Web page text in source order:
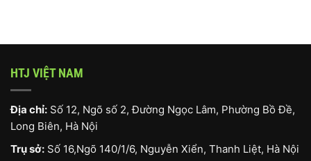
HTJ VIỆT NAM
Địa chỉ: Số 12, Ngõ số 2, Đường Ngọc Lâm, Phường Bồ Đề,
Long Biên, Hà Nội
Trụ sở: Số 16,Ngõ 140/1/6, Nguyễn Xiển, Thanh Liệt, Hà Nội